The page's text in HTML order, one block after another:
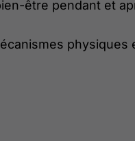
être pendant et
physiques